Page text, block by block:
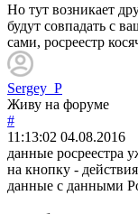
Но тут возникает
будут совпадать с
сами, росреестр
Sergey_P
Живу на форуме
#
11:13:02 04.08.2016
данные росреестра
на кнопку -
данные с данными